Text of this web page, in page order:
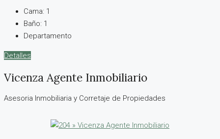
Cama: 1
Baño: 1
Departamento
Detalles
Vicenza Agente Inmobiliario
Asesoria Inmobiliaria y Corretaje de Propiedades